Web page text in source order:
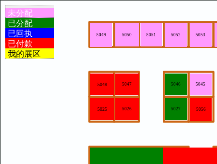
未分配
已分配
已回执
已付款
我的展区
5045
5046
5027
5047
5026
5048
5025
5049 5050 5051 5052 5053
5056